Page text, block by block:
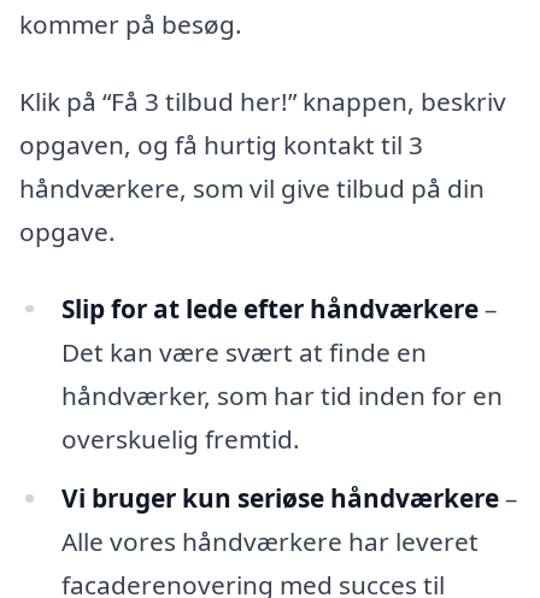
kommer på besøg.
Klik på “Få 3 tilbud her!” knappen, beskriv
opgaven, og få hurtig kontakt til 3
håndværkere, som vil give tilbud på din
opgave.
Slip for at lede efter håndværkere–
Det kan være svært at finde en
håndværker, som har tid inden for en
overskuelig fremtid.
Vi bruger kun seriøse håndværkere–
Alle vores håndværkere har leveret
facaderenovering med succes til